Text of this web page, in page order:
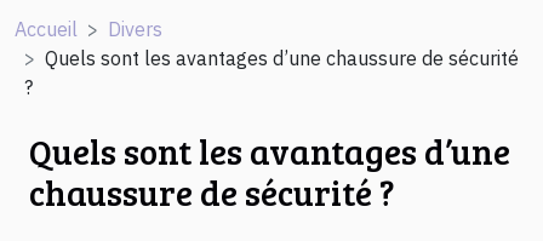
Accueil
Divers
Quels sont les avantages d’une chaussure de sécurité
?
Quels sont les avantages d’une
chaussure de sécurité ?